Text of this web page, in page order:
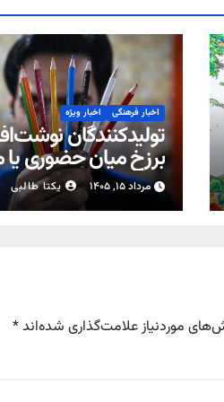
اخبار فرهنگی اخبار ویژه
تولیدکنندگان
برزخ میان حضوری
شدن مدارس
مرداد ۱۵, ۱۴۰۵ یکتا طالبی
موردنیاز علامت‌گذاری شده‌اند*